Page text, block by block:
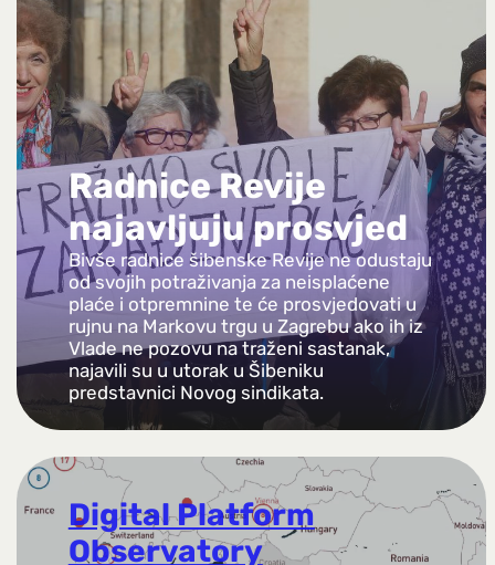
Radnice Revije
najavljuju prosvjed
Bivše radnice šibenske Revije ne odustaju
od svojih potraživanja za neisplaćene
plaće i otpremnine te će prosvjedovati u
rujnu na Markovu trgu u Zagrebu ako ih iz
Vlade ne pozovu na traženi sastanak,
najavili su u utorak u Šibeniku
predstavnici Novog sindikata.
Digital Platform
Observatory